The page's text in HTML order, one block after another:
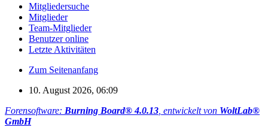
Mitgliedersuche
Mitglieder
Team-Mitglieder
Benutzer online
Letzte Aktivitäten
Zum Seitenanfang
10. August 2026, 06:09
Forensoftware: Burning Board® 4.0.13 , entwickelt von WoltLab®
GmbH